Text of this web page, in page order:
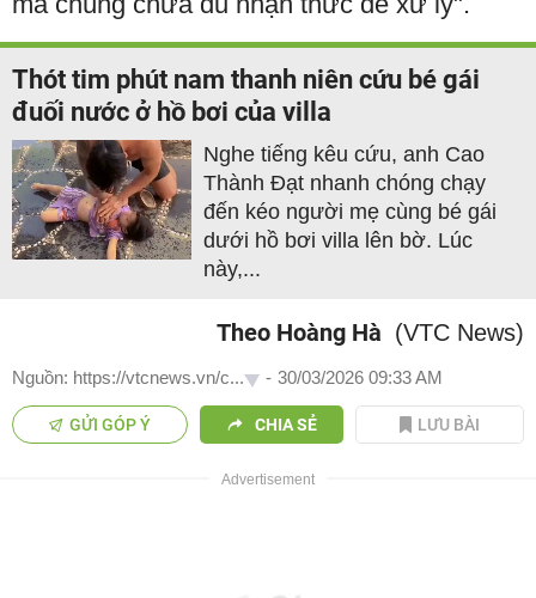
Thót tim phút nam thanh niên cứu bé gái
đuối nước ở hồ bơi của villa
Nghe tiếng kêu cứu, anh Cao
Thành Đạt nhanh chóng chạy
đến kéo người mẹ cùng bé gái
dưới hồ bơi villa lên bờ. Lúc
này,...
Theo Hoàng Hà (VTC News)
Nguồn: https://vtcnews.vn/c... - 30/03/2026 09:33 AM
GỬI GÓP Ý CHIA SẺ LƯU BÀI